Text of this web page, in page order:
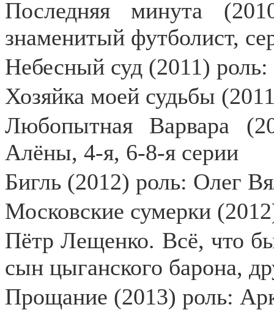
Последняя минута
знаменитый футболист,
Небесный суд (2011)
Хозяйка моей судьбы
Любопытная Варвара
Алёны, 4-я, 6-8-я серии
Бигль (2012) роль: Олег
Московские сумерки
Пётр Лещенко. Всё, что
сын цыганского барона,
Прощание (2013) роль: